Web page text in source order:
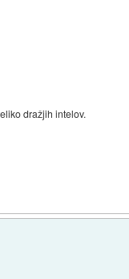
dražjih intelov.